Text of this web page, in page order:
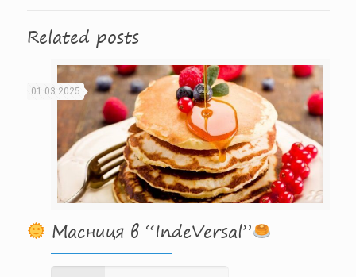
Related posts
01.03.2025
Масниця в “IndeVersal”